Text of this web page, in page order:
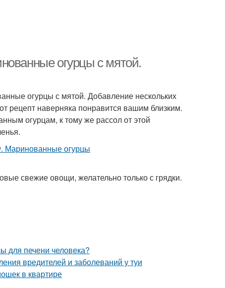
огурцы с мятой.
огурцы с мятой. Добавление нескольких
рецепт наверняка понравится вашим близким.
огурцам, к тому же рассол от этой
свежие овощи, желательно только с грядки.
для печени человека?
вредителей и заболеваний у туи
в квартире